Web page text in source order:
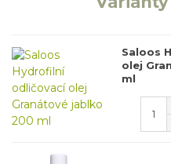
Saloos
olej
ml